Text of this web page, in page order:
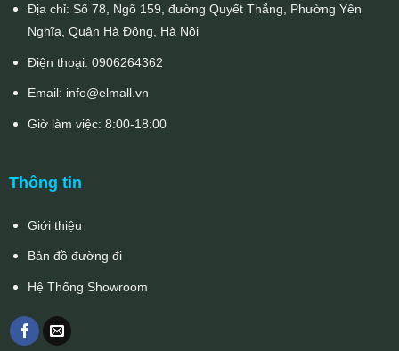
Địa chỉ: Số 78, Ngõ 159, đường Quyết Thắng, Phường Yên
Nghĩa, Quận Hà Đông, Hà Nội
Điện thoại: 0906264362
Email: info@elmall.vn
Giờ làm việc: 8:00-18:00
Thông tin
Giới thiệu
Bản đồ đường đi
Hệ Thống Showroom